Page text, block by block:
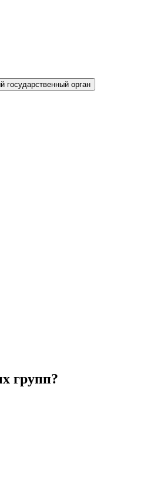
государственный орган
групп?